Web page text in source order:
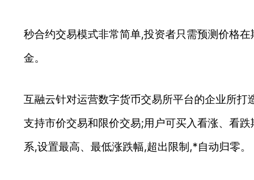
秒合约交易模式非常简单,投资者只需预测价格
金。
互融云针对运营数字货币交易所平台的企业所
支持市价交易和限价交易;用户可买入看涨、看
系,设置最高、最低涨跌幅,超出限制,*自动归零。